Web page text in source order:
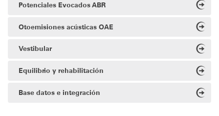
Potenciales Evocados ABR
Otoemisiones acústicas OAE
Vestibular
Equilibrio y rehabilitación
Base datos e integración